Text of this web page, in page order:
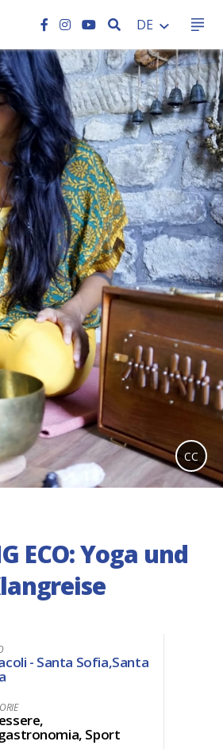
SEARCH
DE
CC
ECO: Yoga und
- Santa Sofia,Santa
Sport